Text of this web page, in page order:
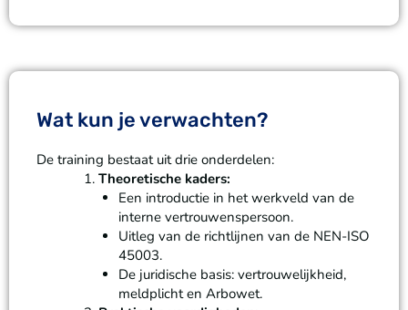
Wat kun je verwachten?
De training bestaat uit drie onderdelen:
Theoretische kaders:
Een introductie in het werkveld van de
interne vertrouwenspersoon.
Uitleg van de richtlijnen van de NEN-ISO
45003.
De juridische basis: vertrouwelijkheid,
meldplicht en Arbowet.